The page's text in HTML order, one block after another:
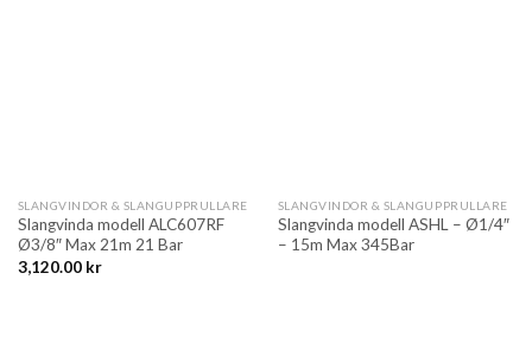
SLANGVINDOR & SLANGUPPRULLARE
Slangvinda modell ALC607RF
Ø3/8″ Max 21m 21 Bar
3,120.00 kr
SLANGVINDOR & SLANGUPPRULLARE
Slangvinda modell ASHL – Ø1/4″
– 15m Max 345Bar